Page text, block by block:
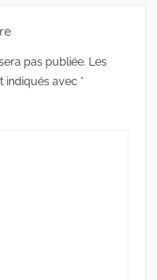
pas publiée. Les
indiqués avec *